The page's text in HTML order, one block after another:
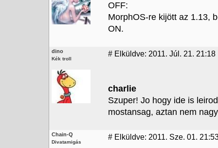
OFF:
MorphOS-re kijött az 1.13,
ON.
dino
Kék troll
# Elküldve: 2011. Júl. 21. 21:18
charlie
Szuper! Jo hogy ide is
mostansag, aztan nem
Chain-Q
Divatamigás
# Elküldve: 2011. Sze. 01.